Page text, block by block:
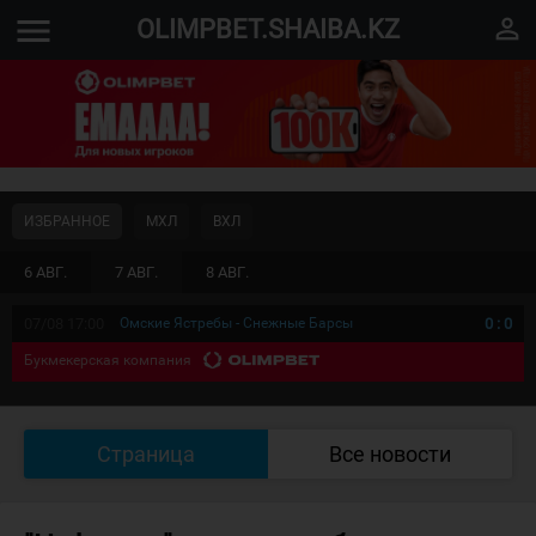
menu OLIMPBET.SHAIBA.KZ perm_identity
6 АВГ. 7 АВГ. 8 АВГ.
ИЗБРАННОЕ МХЛ ВХЛ
Омские Ястребы - Снежные Барсы 0 : 0
Букмекерская компания
Страница Все новости